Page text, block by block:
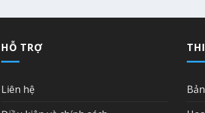
HỖ TRỢ
Liên hệ